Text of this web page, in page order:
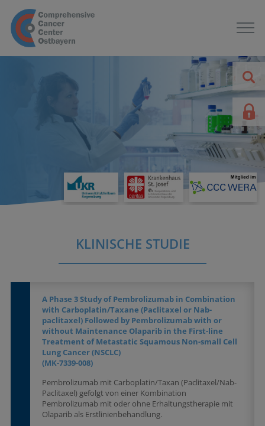
KLINISCHE STUDIE
A Phase 3 Study of Pembrolizumab in Combination
with Carboplatin/Taxane (Paclitaxel or Nab-
paclitaxel) Followed by Pembrolizumab with or
without Maintenance Olaparib in the First-line
Treatment of Metastatic Squamous Non-small Cell
Lung Cancer (NSCLC)
(MK-7339-008)
Pembrolizumab mit Carboplatin/Taxan (Paclitaxel/Nab-
Paclitaxel) gefolgt von einer Kombination
Pembrolizumab mit oder ohne Erhaltungstherapie mit
Olaparib als Erstlinienbehandlung.